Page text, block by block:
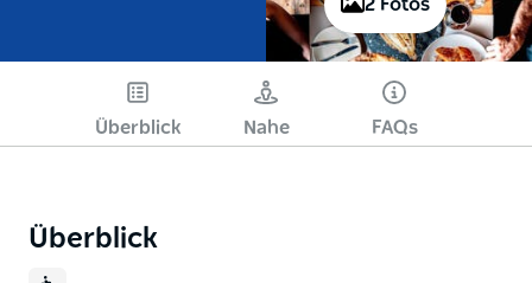
2 Fotos
Überblick Nahe FAQs
Überblick